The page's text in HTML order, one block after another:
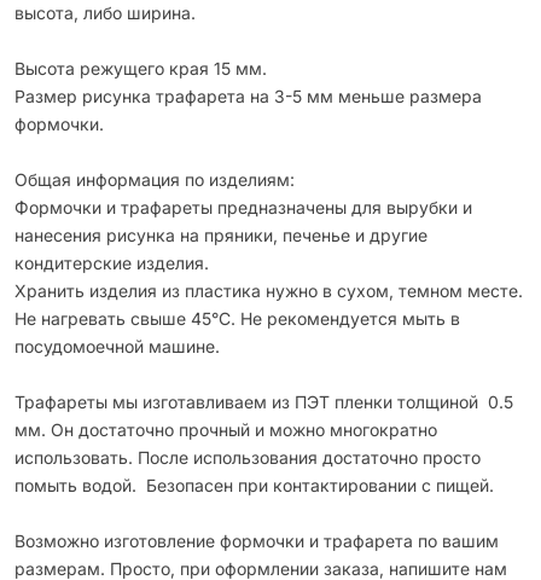
высота, либо ширина.
Высота режущего края 15 мм.
Размер рисунка трафарета на 3-5 мм меньше размера
формочки.
Общая информация по изделиям:
Формочки и трафареты предназначены для вырубки и
нанесения рисунка на пряники, печенье и другие
кондитерские изделия.
Хранить изделия из пластика нужно в сухом, темном месте.
Не нагревать свыше 45°С. Не рекомендуется мыть в
посудомоечной машине.
Трафареты мы изготавливаем из ПЭТ пленки толщиной 0.5
мм. Он достаточно прочный и можно многократно
использовать. После использования достаточно просто
помыть водой. Безопасен при контактировании с пищей.
Возможно изготовление формочки и трафарета по вашим
размерам. Просто, при оформлении заказа, напишите нам